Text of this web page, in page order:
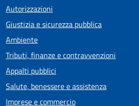
Autorizzazioni
Giustizia e sicurezza pubblica
Ambiente
Tributi, finanze e contravvenzioni
Appalti pubblici
Salute, benessere e assistenza
Imprese e commercio